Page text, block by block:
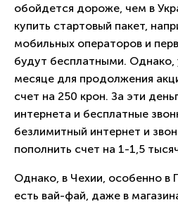
обойдется дороже, чем в
купить стартовый пакет,
мобильных операторов и
будут бесплатными.
месяце для продолжения
счет на 250 крон. За эти
интернета и бесплатные
безлимитный интернет и
пополнить счет на 1-1,5
Однако, в Чехии, особенно в
есть вай-фай, даже в